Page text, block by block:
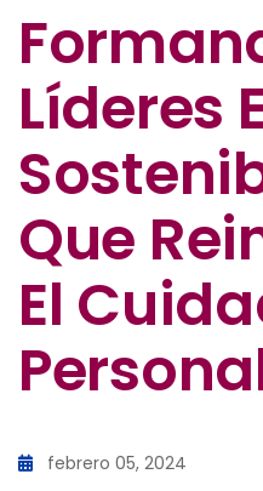
Líderes
Que
El
febrero 05, 2024